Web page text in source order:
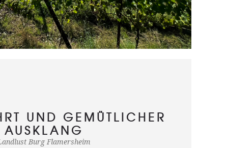
UND GEMÜTLICHER
AUSKLANG
Burg Flamersheim